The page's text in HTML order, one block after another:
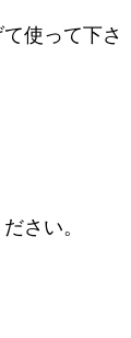
使って下さ
さい。